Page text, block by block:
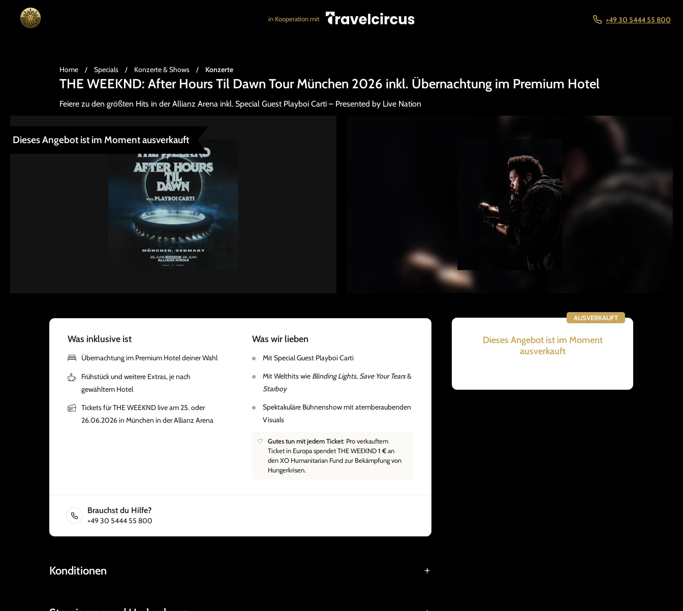
in Kooperation mit +49 30 5444 55 800
Home / Specials / Konzerte & Shows / Konzerte
THE WEEKND: After Hours Til Dawn Tour München 2026 inkl. Übernachtung im Premium Hotel
Feiere zu den größten Hits in der Allianz Arena inkl. Special Guest Playboi Carti – Presented by Live Nation
Dieses Angebot ist im Moment ausverkauft
AUSVERKAUFT
Dieses Angebot ist im Moment
ausverkauft
Was inklusive ist
Übernachtung im Premium Hotel deiner Wahl
Frühstück und weitere Extras, je nach
gewähltem Hotel
Tickets für THE WEEKND live am 25. oder
26.06.2026 in München in der Allianz Arena
Was wir lieben
Mit Special Guest Playboi Carti
Mit Welthits wie Blinding Lights, Save Your Tears&
Starboy
Spektakuläre Bühnenshow mit atemberaubenden
Visuals
Gutes tun mit jedem Ticket: Pro verkauftem
Ticket in Europa spendet THE WEEKND1 €an
den XO Humanitarian Fund zur Bekämpfung von
Hungerkrisen.
Brauchst du Hilfe?
+49 30 5444 55 800
Konditionen